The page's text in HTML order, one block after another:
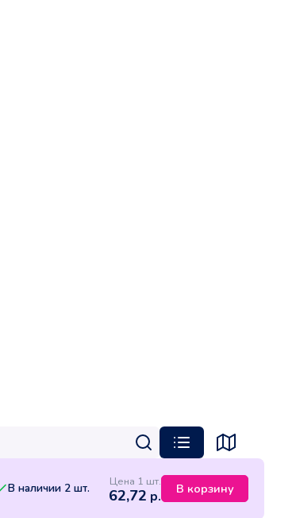
В наличии 2 шт. Цена 1 шт.
62,72 р. В корзину